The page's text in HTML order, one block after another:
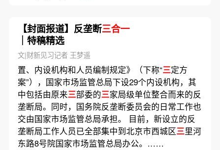
【封面报道】反垄断三合一
｜特稿精选
文|财新见习记者 王梦遥
置、内设机构和人员编制规定》（下称“三定方
案”），国家市场监管总局下设29个内设机构，其
中包括由原来三部委的三家局级单位整合而来的反
垄断局。同时，国务院反垄断委员会的日常工作也
交由国家市场监管总局承担。 目前，新设立的反
垄断局工作人员已全部集中到北京市西城区三里河
东路8号院国家市场监管总局办公。……